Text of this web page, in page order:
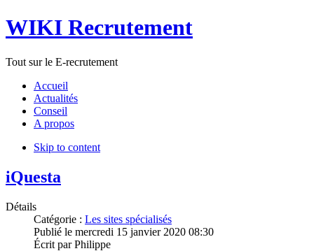
WIKI Recrutement
Tout sur le E-recrutement
Accueil
Actualités
Conseil
A propos
Skip to content
iQuesta
Détails
Catégorie : Les sites spécialisés
Publié le mercredi 15 janvier 2020 08:30
Écrit parPhilippe